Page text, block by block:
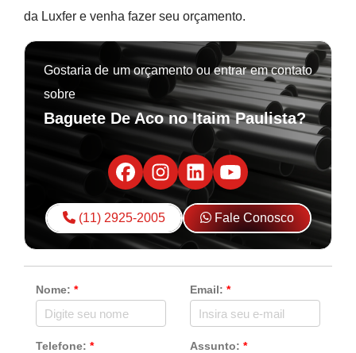
da Luxfer e venha fazer seu orçamento.
Gostaria de um orçamento ou entrar em contato
sobre
Baguete De Aco no Itaim Paulista?
(11) 2925-2005 Fale Conosco
Nome: * Email: *
Telefone: * Assunto: *